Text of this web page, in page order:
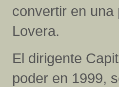
convertir en una
Lovera.
El dirigente
poder en 1999,